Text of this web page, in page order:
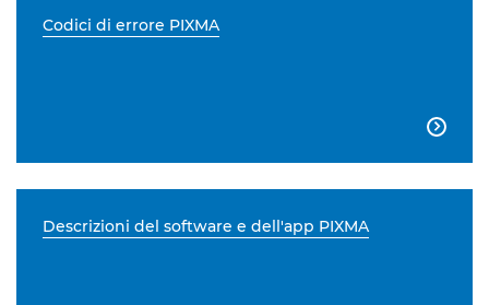
Codici di errore PIXMA

Descrizioni del software e dell'app PIXMA